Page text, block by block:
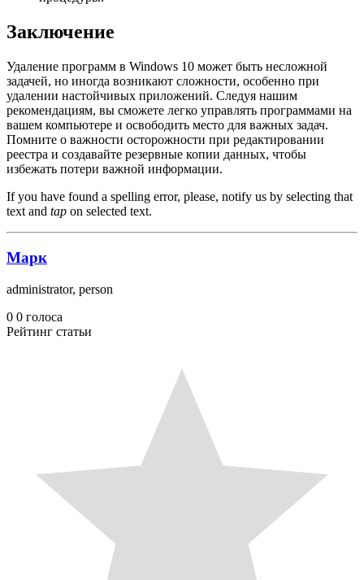
Заключение
Удаление программ в Windows 10 может быть несложной
задачей, но иногда возникают сложности, особенно при
удалении настойчивых приложений. Следуя нашим
рекомендациям, вы сможете легко управлять программами на
вашем компьютере и освободить место для важных задач.
Помните о важности осторожности при редактировании
реестра и создавайте резервные копии данных, чтобы
избежать потери важной информации.
If you have found a spelling error, please, notify us by selecting that
text and tap on selected text.
Марк
administrator, person
0 0 голоса
Рейтинг статьи